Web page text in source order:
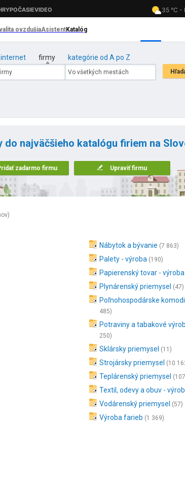
internet firmy kategórie od A po Z
do najväčšieho katalógu firiem na
zadarmo firmu Upraviť firmu
Nábytok a bývanie (7 863)
Palety - výroba (190)
Papierenský tovar - výroba
Plynárenský priemysel (47)
Poľnohospodárske
485)
Potraviny a tabakové
250)
Sklársky priemysel (11)
Strojársky priemysel (10
Teplárenský priemysel
Textil, odevy a obuv -
Vodárenský priemysel (57)
Výroba farieb (1 369)